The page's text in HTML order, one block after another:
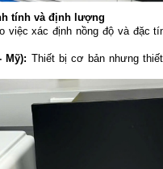
tính và định lượng
việc xác định nồng độ và đặc
Mỹ): Thiết bị cơ bản nhưng